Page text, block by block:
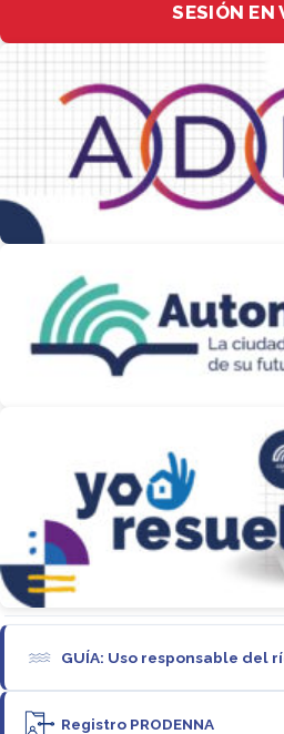
SESIÓN EN
GUÍA: Uso responsable del
Registro PRODENNA